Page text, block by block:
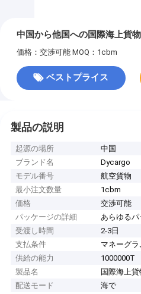
中国から他国への国際海上貨
価格：交渉可能 MOQ：1cbm
ベストプライス
製品の説明
起源の場所
中国
ブランド名
Dycargo
モデル番号
航空貨物
最小注文数量
1cbm
価格
交渉可能
パッケージの詳細
あらゆるパ
受渡し時間
2-3日
支払条件
マネーグ
供給の能力
1000000T
製品名
国際海上貨
配送モード
海で